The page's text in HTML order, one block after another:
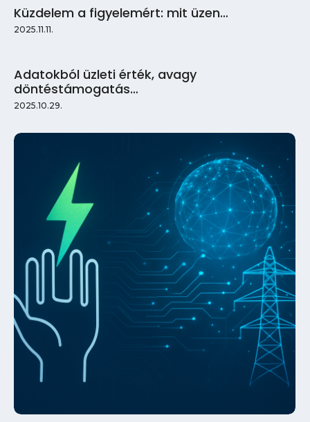
Küzdelem a figyelemért: mit üzen…
2025.11.11.
Adatokból üzleti érték, avagy
döntéstámogatás…
2025.10.29.